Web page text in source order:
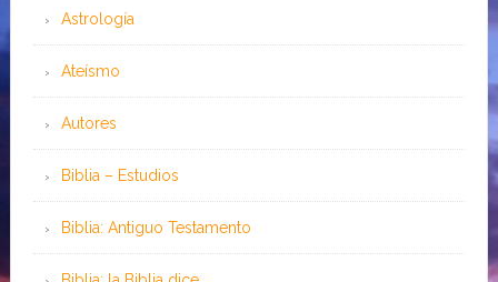
Astrología
Ateísmo
Autores
Biblia – Estudios
Biblia: Antiguo Testamento